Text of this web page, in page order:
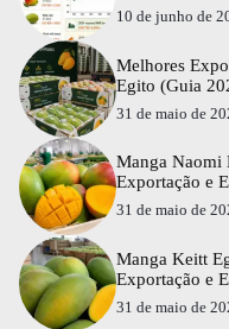
10 de junho de
Melhores
Egito (Guia
31 de maio de
Manga Naomi
Exportação e
31 de maio de
Manga Keitt
Exportação e
31 de maio de